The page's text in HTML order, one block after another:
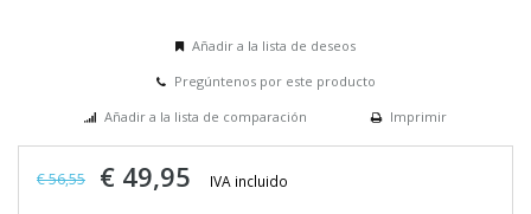
Añadir a la lista de deseos
Pregúntenos por este producto
Añadir a la lista de comparación
Imprimir
€ 56,55 € 49,95 IVA incluido